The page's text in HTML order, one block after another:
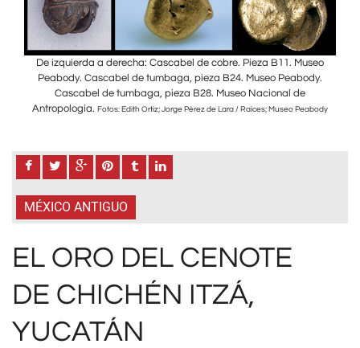
De izquierda a derecha: Cascabel de cobre. Pieza B11. Museo
Peabody. Cascabel de tumbaga, pieza B24. Museo Peabody.
Cascabel de tumbaga, pieza B28. Museo Nacional de
Antropología. Fotos: Edith Ortiz; Jorge Pérez de Lara / Raíces; Museo Peabody
MÉXICO ANTIGUO
EL ORO DEL CENOTE
DE CHICHÉN ITZÁ,
YUCATÁN